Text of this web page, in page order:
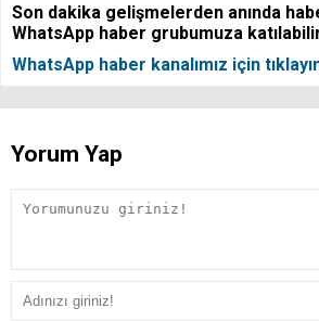
Son dakika gelişmelerden anında
WhatsApp haber grubumuza
WhatsApp haber kanalımız için
Yorum Yap